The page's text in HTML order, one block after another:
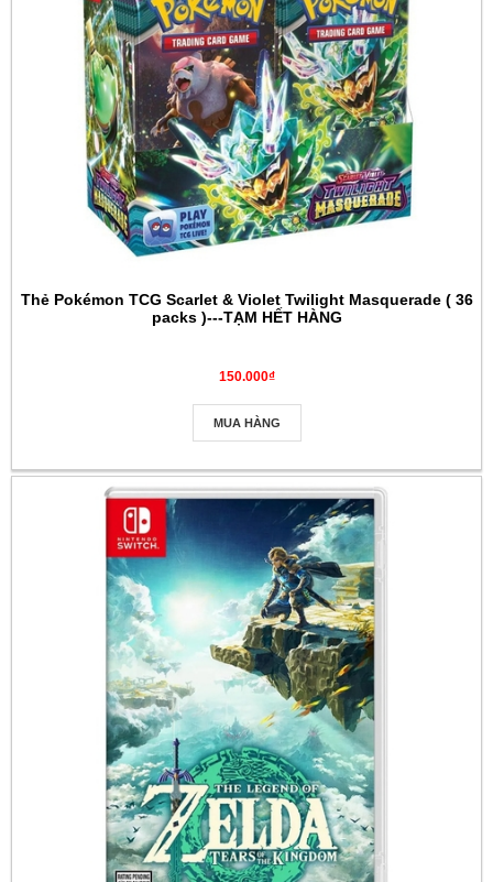
Thẻ Pokémon TCG Scarlet & Violet Twilight Masquerade ( 36
packs )---TẠM HẾT HÀNG
150.000₫
MUA HÀNG